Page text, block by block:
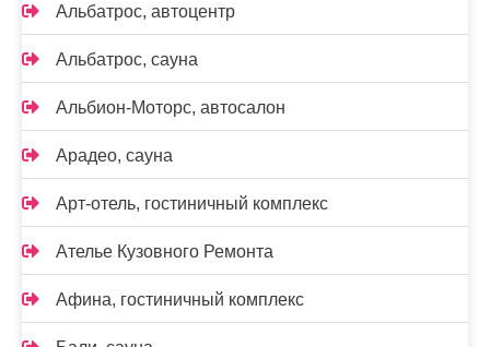
Альбатрос, автоцентр
Альбатрос, сауна
Альбион-Моторс, автосалон
Арадео, сауна
Арт-отель, гостиничный комплекс
Ателье Кузовного Ремонта
Афина, гостиничный комплекс